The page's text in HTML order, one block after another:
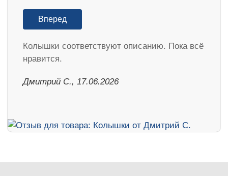
Вперед
Колышки соответствуют описанию. Пока всё
нравится.
Дмитрий С., 17.06.2026